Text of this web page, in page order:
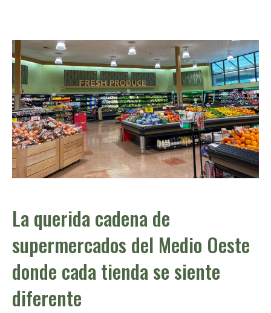
La querida cadena de
supermercados del Medio Oeste
donde cada tienda se siente
diferente